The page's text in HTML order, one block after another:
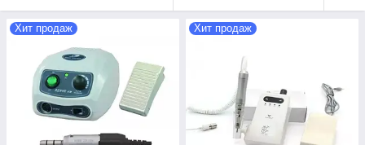
Хит продаж Хит продаж